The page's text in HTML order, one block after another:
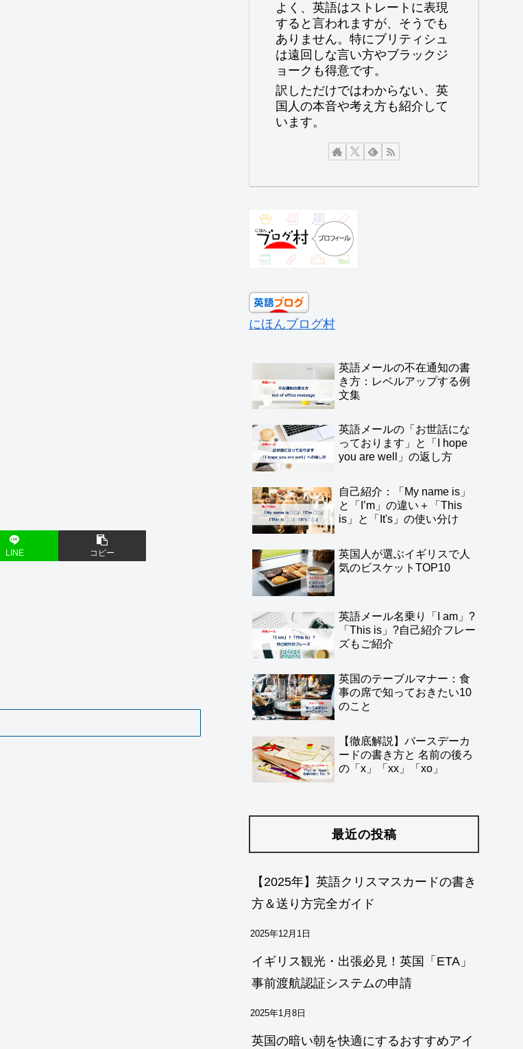
LINE コピー
よく、英語はストレートに表現
すると言われますが、そうでも
ありません。特にブリティシュ
は遠回しな言い方やブラックジ
ョークも得意です。
訳しただけではわからない、英
国人の本音や考え方も紹介して
います。
にほんブログ村
英語メールの不在通知の書
き方：レベルアップする例
文集
英語メールの「お世話にな
っております」と「I hope
you are well」の返し方
自己紹介：「My name is」
と「I’m」の違い＋「This
is」と「It's」の使い分け
英国人が選ぶイギリスで人
気のビスケットTOP10
英語メール名乗り「I am」?
「This is」?自己紹介フレー
ズもご紹介
英国のテーブルマナー：食
事の席で知っておきたい10
のこと
【徹底解説】バースデーカ
ードの書き方と 名前の後ろ
の「x」「xx」「xo」
最近の投稿
【2025年】英語クリスマスカードの書き
方＆送り方完全ガイド
2025年12月1日
イギリス観光・出張必見！英国「ETA」
事前渡航認証システムの申請
2025年1月8日
英国の暗い朝を快適にするおすすめアイ